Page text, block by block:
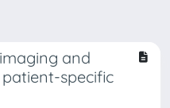
and
specific